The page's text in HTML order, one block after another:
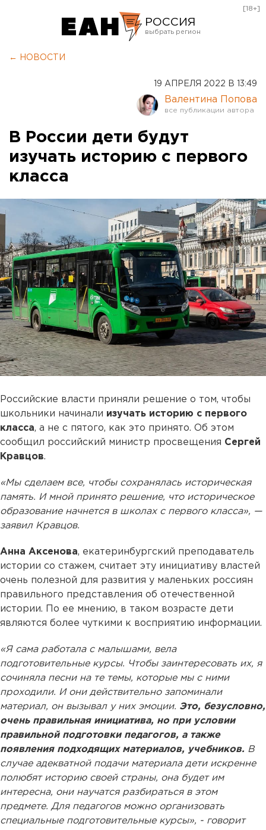
РОССИЯ
Курган
Оренбург
[18+]
← НОВОСТИ
19 АПРЕЛЯ 2022 В 13:49
Валентина Попова
В России дети будут
изучать историю с первого
класса
Российские власти приняли решение о том, чтобы
школьники начинали изучать историю с первого
класса, а не с пятого, как это принято. Об этом
сообщил российский министр просвещения Сергей
Кравцов.
«Мы сделаем все, чтобы сохранялась историческая
память. И мной принято решение, что историческое
образование начнется в школах с первого класса», —
заявил Кравцов.
Анна Аксенова, екатеринбургский преподаватель
истории со стажем, считает эту инициативу властей
очень полезной для развития у маленьких россиян
правильного представления об отечественной
истории. По ее мнению, в таком возрасте дети
являются более чуткими к восприятию информации.
«Я сама работала с малышами, вела
подготовительные курсы. Чтобы заинтересовать их, я
сочиняла песни на те темы, которые мы с ними
проходили. И они действительно запоминали
материал, он вызывал у них эмоции. Это, безусловно,
очень правильная инициатива, но при условии
правильной подготовки педагогов, а также
появления подходящих материалов, учебников. В
случае адекватной подачи материала дети искренне
полюбят историю своей страны, она будет им
интересна, они научатся разбираться в этом
предмете. Для педагогов можно организовать
специальные подготовительные курсы», - говорит